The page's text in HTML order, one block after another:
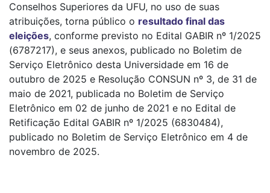
Conselhos Superiores da UFU, no uso de suas
atribuições, torna público o resultado final das
eleições, conforme previsto no Edital GABIR nº 1/2025
(6787217), e seus anexos, publicado no Boletim de
Serviço Eletrônico desta Universidade em 16 de
outubro de 2025 e Resolução CONSUN nº 3, de 31 de
maio de 2021, publicada no Boletim de Serviço
Eletrônico em 02 de junho de 2021 e no Edital de
Retificação Edital GABIR nº 1/2025 (6830484),
publicado no Boletim de Serviço Eletrônico em 4 de
novembro de 2025.